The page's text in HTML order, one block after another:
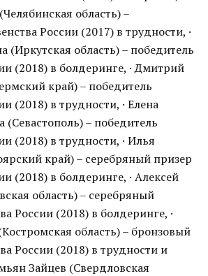
область) –
России (2017) в трудности, ·
(Иркутская область) – победитель
(2018) в болдеринге, · Дмитрий
край) – победитель
(2018) в трудности, · Елена
– победитель
(2018) в трудности, · Илья
край) – серебряный призер
(2018) в болдеринге, · Алексей
область) – серебряный
России (2018) в болдеринге, ·
область) – бронзовый
России (2018) в трудности и
Зайцев (Свердловская